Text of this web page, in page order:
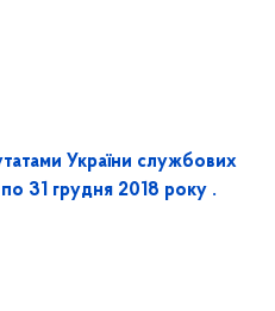
України службових
31 грудня 2018 року .